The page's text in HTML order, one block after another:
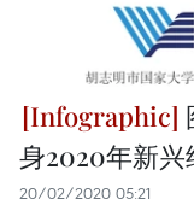
身2020年新兴
20/02/2020 05:21